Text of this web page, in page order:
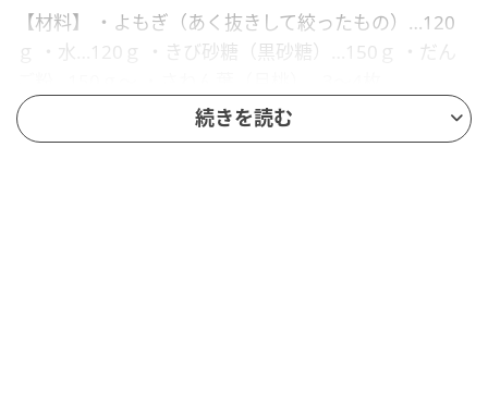
【材料】 ・よもぎ（あく抜きして絞ったもの）…120
ｇ ・水…120ｇ ・きび砂糖（黒砂糖）…150ｇ ・だん
続きを読む